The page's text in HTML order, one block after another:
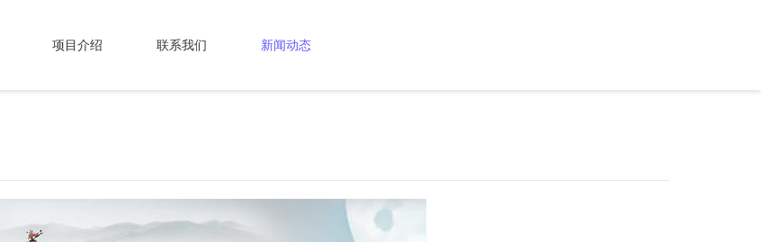
项目介绍 联系我们 新闻动态